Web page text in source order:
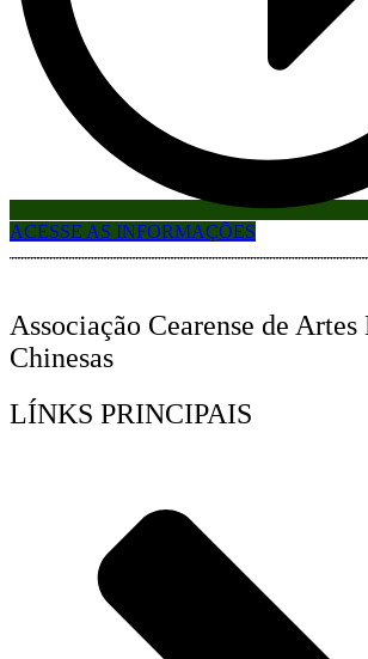
ACESSE AS INFORMAÇÕES
Associação Cearense de
Chinesas
LÍNKS PRINCIPAIS